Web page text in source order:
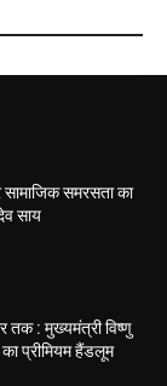
समरसता का
साय
तक : मुख्यमंत्री विष्णु
प्रीमियम हैंडलूम